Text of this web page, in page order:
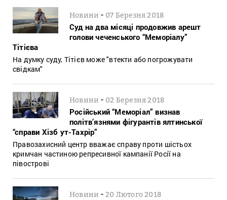
Новини - 07 Березня 2018
Суд на два місяці продовжив арешт
голови чеченського “Меморіалу”
Тітієва
На думку суду, Тітієв може "втекти або погрожувати
свідкам"
Новини - 02 Березня 2018
Російський “Меморіал” визнав
політв’язнями фігурантів ялтинської
“справи Хізб ут-Тахрір”
Правозахисний центр вважає справу проти шістьох
кримчан частиною репресивної кампанії Росії на
півострові
Новини -20 Лютого 2018